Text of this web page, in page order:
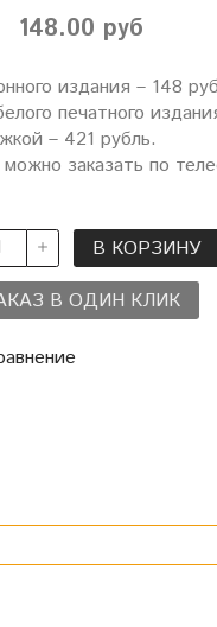
148.00 руб
издания – 148
печатного
– 421 рубль.
заказать по
В КОРЗИНУ
В ОДИН КЛИК